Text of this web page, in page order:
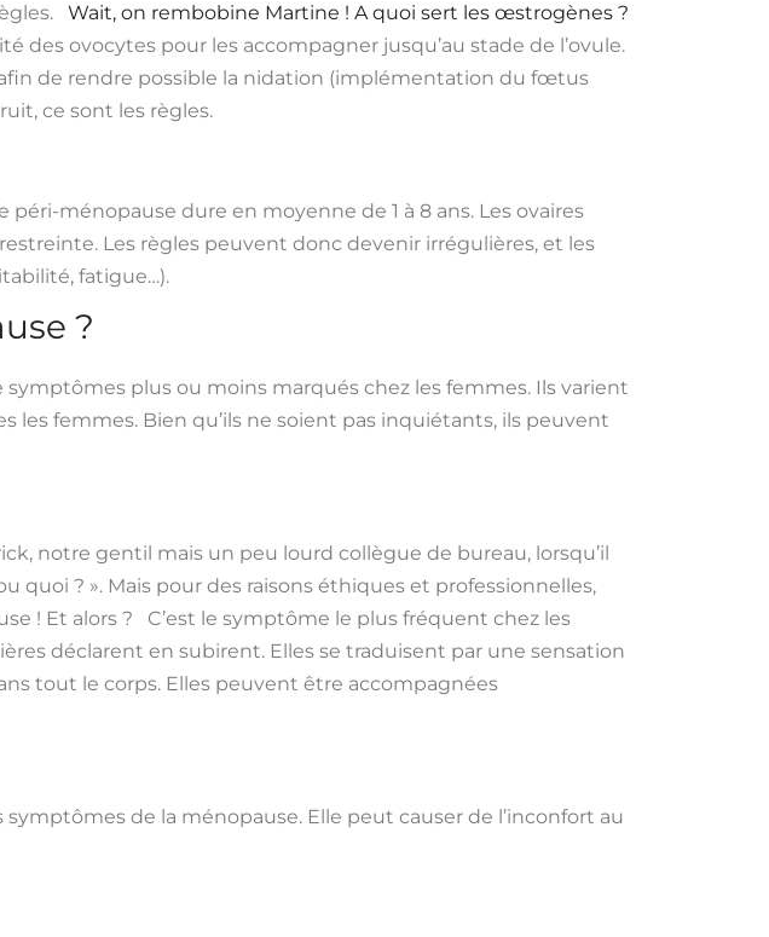
Wait, on rembobine Martine ! A quoi sert les œstrogènes ?
ovocytes pour les accompagner jusqu’au stade de l’ovule.
de rendre possible la nidation (implémentation du fœtus
ce sont les règles.
ménopause dure en moyenne de 1 à 8 ans. Les ovaires
Les règles peuvent donc devenir irrégulières, et les
fatigue…).
?
plus ou moins marqués chez les femmes. Ils varient
femmes. Bien qu’ils ne soient pas inquiétants, ils peuvent
notre gentil mais un peu lourd collègue de bureau, lorsqu’il
quoi ? ». Mais pour des raisons éthiques et professionnelles,
! Et alors ? C’est le symptôme le plus fréquent chez les
déclarent en subirent. Elles se traduisent par une sensation
tout le corps. Elles peuvent être accompagnées
de la ménopause. Elle peut causer de l’inconfort au